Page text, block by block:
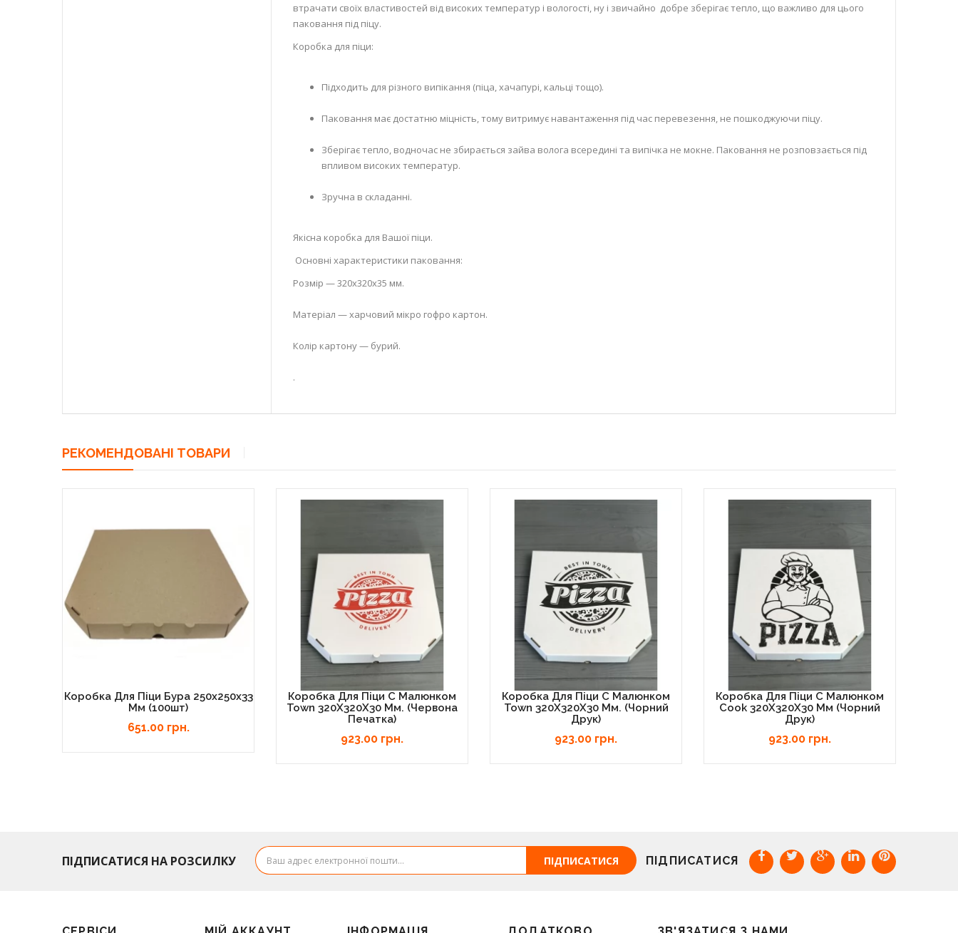
втрачати своїх властивостей від високих температур і вологості, ну і звичайно добре зберігає тепло, що важливо для цього
паковання під піцу.
Коробка для піци:
Підходить для різного випікання (піца, хачапурі, кальці тощо).
Паковання має достатню міцність, тому витримує навантаження під час перевезення, не пошкоджуючи піцу.
Зберігає тепло, водночас не збирається зайва волога всередині та випічка не мокне. Паковання не розповзається під
впливом високих температур.
Зручна в складанні.
Якісна коробка для Вашої піци.
Основні характеристики паковання:
Розмір — 320х320х35 мм.
Матеріал — харчовий мікро гофро картон.
Колір картону — бурий.
.
РЕКОМЕНДОВАНІ ТОВАРИ
Коробка Для Піци Бура 250х250х33
Мм (100шт)
651.00 грн.
Коробка Для Піци C Малюнком
Town 320Х320Х30 Мм. (червона
Печатка)
923.00 грн.
Коробка Для Піци C Малюнком
Town 320Х320Х30 Мм. (чорний
Друк)
923.00 грн.
Коробка Для Піци C Малюнком
Cook 320Х320Х30 Мм (Чорний
Друк)
923.00 грн.
ПІДПИСАТИСЯ НА РОЗСИЛКУ ПІДПИСАТИСЯ ПІДПИСАТИСЯ